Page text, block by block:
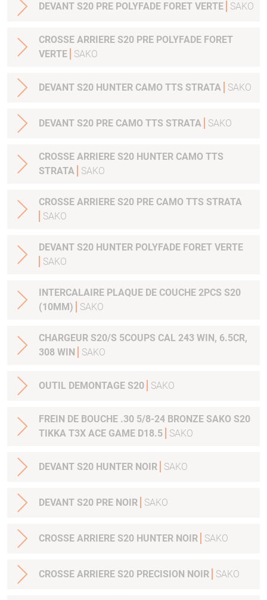
DEVANT S20 PRE POLYFADE FORET VERTE SAKO
CROSSE ARRIERE S20 PRE POLYFADE FORET
VERTE
SAKO
DEVANT S20 HUNTER CAMO TTS STRATA SAKO
DEVANT S20 PRE CAMO TTS STRATA SAKO
CROSSE ARRIERE S20 HUNTER CAMO TTS
STRATA
SAKO
CROSSE ARRIERE S20 PRE CAMO TTS STRATA
SAKO
DEVANT S20 HUNTER POLYFADE FORET VERTE
SAKO
INTERCALAIRE PLAQUE DE COUCHE 2PCS S20
(10MM)
SAKO
CHARGEUR S20/S 5COUPS CAL 243 WIN, 6.5CR,
308 WIN
SAKO
OUTIL DEMONTAGE S20 SAKO
FREIN DE BOUCHE .30 5/8-24 BRONZE SAKO S20
TIKKA T3X ACE GAME D18.5
SAKO
DEVANT S20 HUNTER NOIR SAKO
DEVANT S20 PRE NOIR SAKO
CROSSE ARRIERE S20 HUNTER NOIR SAKO
CROSSE ARRIERE S20 PRECISION NOIR SAKO